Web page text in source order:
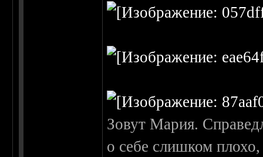
Зовут Мария.
о себе слишком плохо,